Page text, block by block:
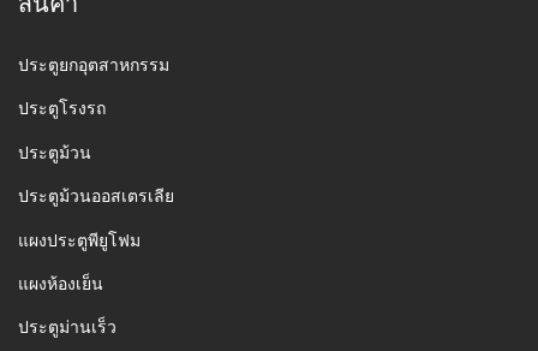
ประตูยกอุตสาหกรรม
ประตูโรงรถ
ประตูม้วน
ประตูม้วนออสเตรเลีย
แผงประตูพียูโฟม
แผงห้องเย็น
ประตูม่านเร็ว